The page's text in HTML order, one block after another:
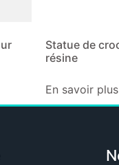
Statue de
résine
En savoir plus